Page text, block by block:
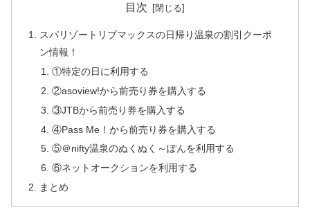
目次
スパリゾートリブマックスの日帰り温泉の割引クーポ
ン情報！
①特定の日に利用する
②asoview!から前売り券を購入する
③JTBから前売り券を購入する
④Pass Me！から前売り券を購入する
⑤＠nifty温泉のぬくぬく～ぽんを利用する
⑥ネットオークションを利用する
まとめ